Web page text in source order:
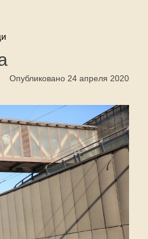
Опубликовано 24 апреля 2020